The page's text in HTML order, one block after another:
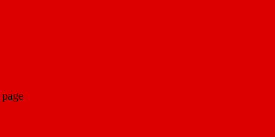
page